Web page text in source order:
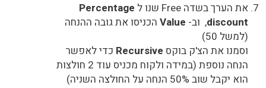
את הערך בשדה Free שנו ל
Percentage
discount, וב- Value הכניסו את גובה ההנחה
(למשל 50)
וסמנו את הצ'ק בוקס Recursive כדי לאפשר
הנחה נוספת (במידה ולקוח מכניס עוד 2 חולצות
הוא יקבל שוב 50% הנחה על החולצה השניה)